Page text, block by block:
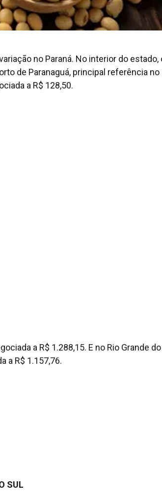
no Paraná. No interior do estado,
de Paranaguá, principal referência
a R$ 128,50.
a R$ 1.288,15. E no Rio Grande
a R$ 1.157,76.
SUL